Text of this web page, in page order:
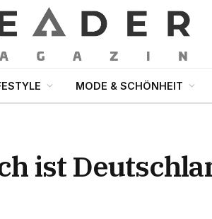
MODE & SCHÖNHEIT
ist